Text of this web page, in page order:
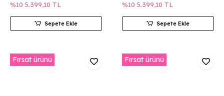
%10 5.399,10 TL
Sepete Ekle
%10 5.399,10 TL
Sepete Ekle
Fırsat ürünü Fırsat ürünü